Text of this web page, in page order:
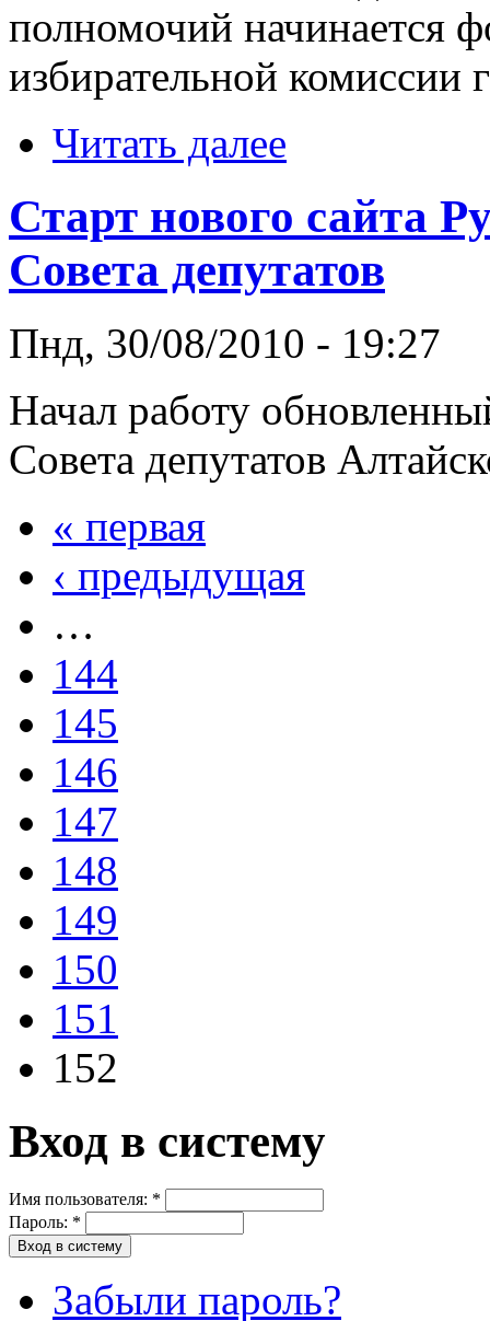
полномочий начинается
избирательной комиссии
Читать далее
Старт нового сайта
Совета депутатов
Пнд, 30/08/2010 - 19:27
Начал работу
Совета депутатов
« первая
‹ предыдущая
…
144
145
146
147
148
149
150
151
152
Вход в систему
Имя пользователя: *
Пароль: *
Забыли пароль?